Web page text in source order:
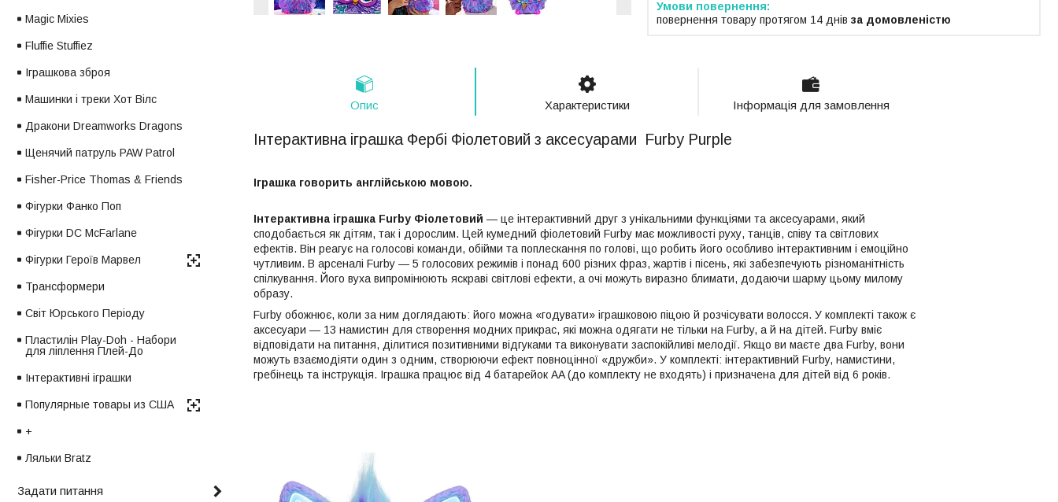
повернення товару протягом 14 днів за домовленістю
Опис Характеристики Інформація для замовлення
Інтерактивна іграшка Фербі Фіолетовий з аксесуарами Furby Purple
Іграшка говорить англійською мовою.
Інтерактивна іграшка Furby Фіолетовий — це інтерактивний друг з унікальними функціями та аксесуарами, який
сподобається як дітям, так і дорослим. Цей кумедний фіолетовий Furby має можливості руху, танців, співу та світлових
ефектів. Він реагує на голосові команди, обійми та поплескання по голові, що робить його особливо інтерактивним і емоційно
чутливим. В арсеналі Furby — 5 голосових режимів і понад 600 різних фраз, жартів і пісень, які забезпечують різноманітність
спілкування. Його вуха випромінюють яскраві світлові ефекти, а очі можуть виразно блимати, додаючи шарму цьому милому
образу.
Furby обожнює, коли за ним доглядають: його можна «годувати» іграшковою піцою й розчісувати волосся. У комплекті також є
аксесуари — 13 намистин для створення модних прикрас, які можна одягати не тільки на Furby, а й на дітей. Furby вміє
відповідати на питання, ділитися позитивними відгуками та виконувати заспокійливі мелодії. Якщо ви маєте два Furby, вони
можуть взаємодіяти один з одним, створюючи ефект повноцінної «дружби». У комплекті: інтерактивний Furby, намистини,
гребінець та інструкція. Іграшка працює від 4 батарейок AA (до комплекту не входять) і призначена для дітей від 6 років.
Magic Mixies
Fluffie Stuffiez
Іграшкова зброя
Машинки і треки Хот Вілс
Дракони Dreamworks Dragons
Щенячий патруль PAW Patrol
Fisher-Price Thomas & Friends
Фігурки Фанко Поп
Фігурки DC McFarlane
Фігурки Героїв Марвел
Трансформери
Світ Юрського Періоду
Пластилін Play-Doh - Набори
для ліплення Плей-До
Інтерактивні іграшки
Популярные товары из США
+
Ляльки Bratz
Задати питання